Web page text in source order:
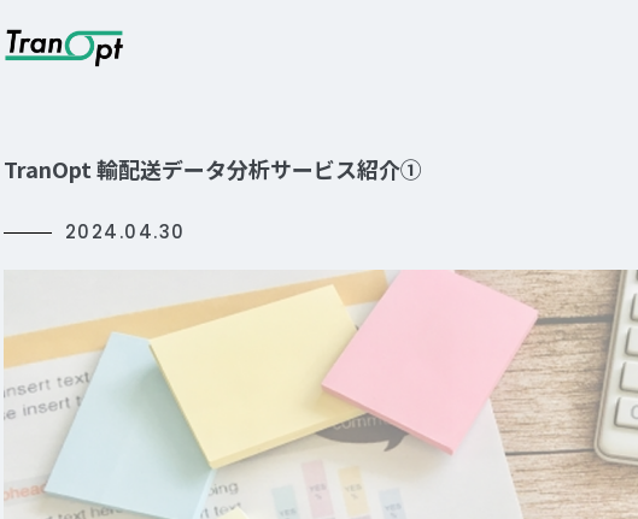
TranOpt 輸配送データ分析サービス紹介①
2024.04.30